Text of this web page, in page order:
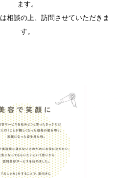
ます。
相談の上、訪問させていただきま
す。